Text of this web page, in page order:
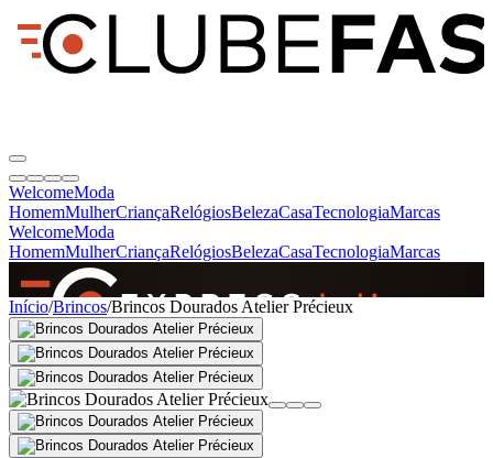
WelcomeModa
HomemMulherCriançaRelógiosBelezaCasaTecnologiaMarcas
WelcomeModa
HomemMulherCriançaRelógiosBelezaCasaTecnologiaMarcas
SINCE 2005
+de 36.000 reviews
Início/Brincos/Brincos Dourados Atelier Précieux